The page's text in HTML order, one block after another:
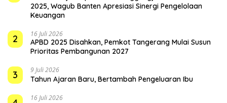
2025, Wagub Banten Apresiasi Sinergi Pengelolaan
Keuangan
2 16 Juli 2026
APBD 2025 Disahkan, Pemkot Tangerang Mulai Susun
Prioritas Pembangunan 2027
3 9 Juli 2026
Tahun Ajaran Baru, Bertambah Pengeluaran Ibu
16 Juli 2026